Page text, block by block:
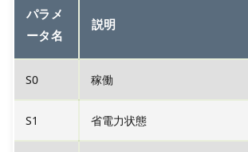
パラメ
ータ名
説明
S0 稼働
S1 省電力状態